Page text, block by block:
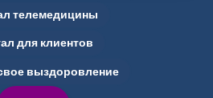
телемедицины
для клиентов
выздоровление